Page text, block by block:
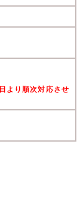
より順次対応させ